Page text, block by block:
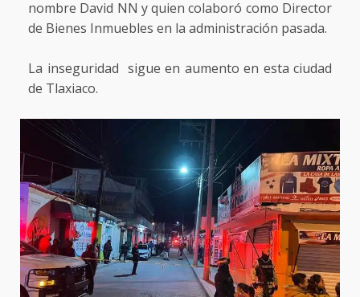
nombre David NN y quien colaboró como Director
de Bienes Inmuebles en la administración pasada.
La inseguridad sigue en aumento en esta ciudad
de Tlaxiaco.